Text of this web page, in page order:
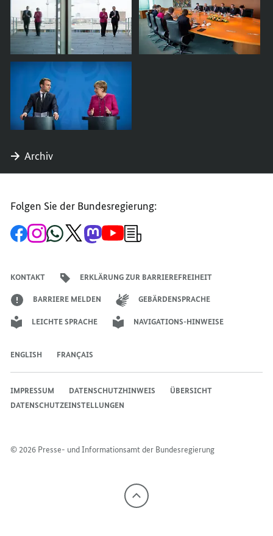
Archiv
Folgen Sie der Bundesregierung:
Zur
Facebook-
Zum
Instagram-
Zum
WhatsApp-
Zum
X-
Zum
Mastodon-
Zum
YouTube-Anmeldung
KONTAKT ERKLÄRUNG ZUR BARRIEREFREIHEIT
BARRIERE MELDEN GEBÄRDENSPRACHE
LEICHTE SPRACHE NAVIGATIONS-HINWEISE
ENGLISH FRANÇAIS
© 2026 Presse- und Informationsamt der Bundesregierung
IMPRESSUM DATENSCHUTZHINWEIS
ÜBERSICHT
DATENSCHUTZEINSTELLUNGEN
Nach
oben